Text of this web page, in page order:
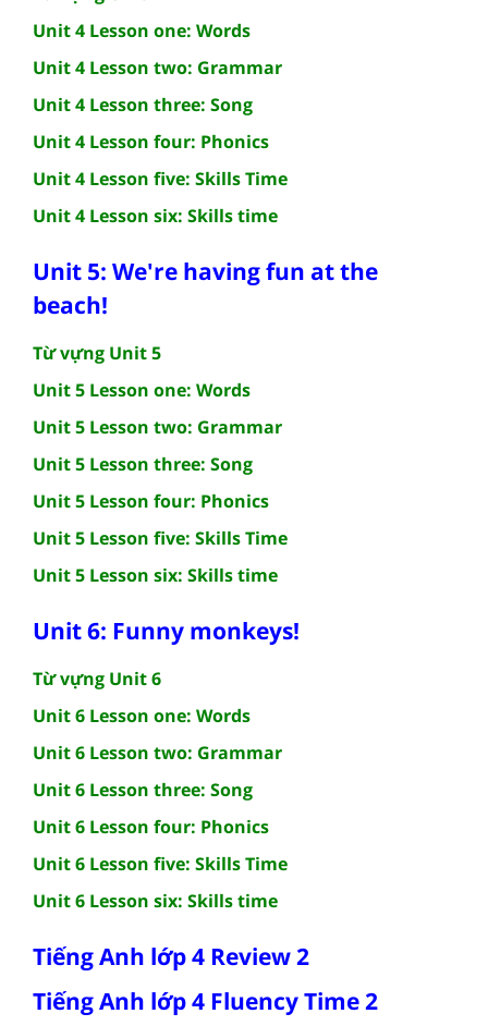
Unit 4 Lesson one: Words
Unit 4 Lesson two: Grammar
Unit 4 Lesson three: Song
Unit 4 Lesson four: Phonics
Unit 4 Lesson five: Skills Time
Unit 4 Lesson six: Skills time
Unit 5: We're having fun at the
beach!
Từ vựng Unit 5
Unit 5 Lesson one: Words
Unit 5 Lesson two: Grammar
Unit 5 Lesson three: Song
Unit 5 Lesson four: Phonics
Unit 5 Lesson five: Skills Time
Unit 5 Lesson six: Skills time
Unit 6: Funny monkeys!
Từ vựng Unit 6
Unit 6 Lesson one: Words
Unit 6 Lesson two: Grammar
Unit 6 Lesson three: Song
Unit 6 Lesson four: Phonics
Unit 6 Lesson five: Skills Time
Unit 6 Lesson six: Skills time
Tiếng Anh lớp 4 Review 2
Tiếng Anh lớp 4 Fluency Time 2